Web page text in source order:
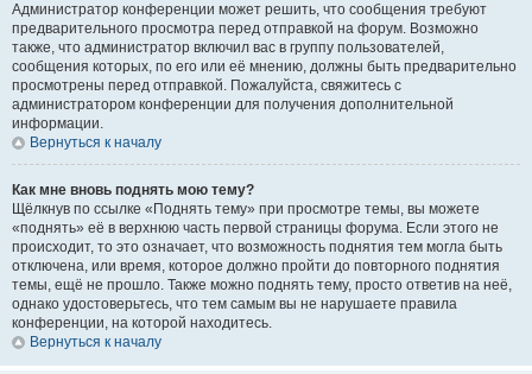
Администратор конференции может решить, что сообщения требуют
предварительного просмотра перед отправкой на форум. Возможно
также, что администратор включил вас в группу пользователей,
сообщения которых, по его или её мнению, должны быть предварительно
просмотрены перед отправкой. Пожалуйста, свяжитесь с
администратором конференции для получения дополнительной
информации.
Вернуться к началу
Как мне вновь поднять мою тему?
Щёлкнув по ссылке «Поднять тему» при просмотре темы, вы можете
«поднять» её в верхнюю часть первой страницы форума. Если этого не
происходит, то это означает, что возможность поднятия тем могла быть
отключена, или время, которое должно пройти до повторного поднятия
темы, ещё не прошло. Также можно поднять тему, просто ответив на неё,
однако удостоверьтесь, что тем самым вы не нарушаете правила
конференции, на которой находитесь.
Вернуться к началу